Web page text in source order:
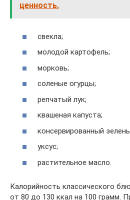
ценность.
свекла;
молодой картофель;
морковь;
соленые огурцы;
репчатый лук;
квашеная капуста;
консервированный
уксус;
растительное масло.
Калорийность классического
от 80 до 130 ккал на 100 грамм.